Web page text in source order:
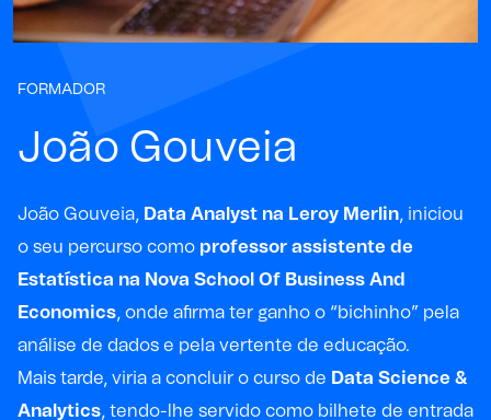
FORMADOR
João Gouveia
João Gouveia, Data Analyst na Leroy Merlin, iniciou
o seu percurso como professor assistente de
Estatística na Nova School Of Business And
Economics, onde afirma ter ganho o “bichinho” pela
análise de dados e pela vertente de educação.
Mais tarde, viria a concluir o curso de Data Science &
Analytics, tendo-lhe servido como bilhete de entrada